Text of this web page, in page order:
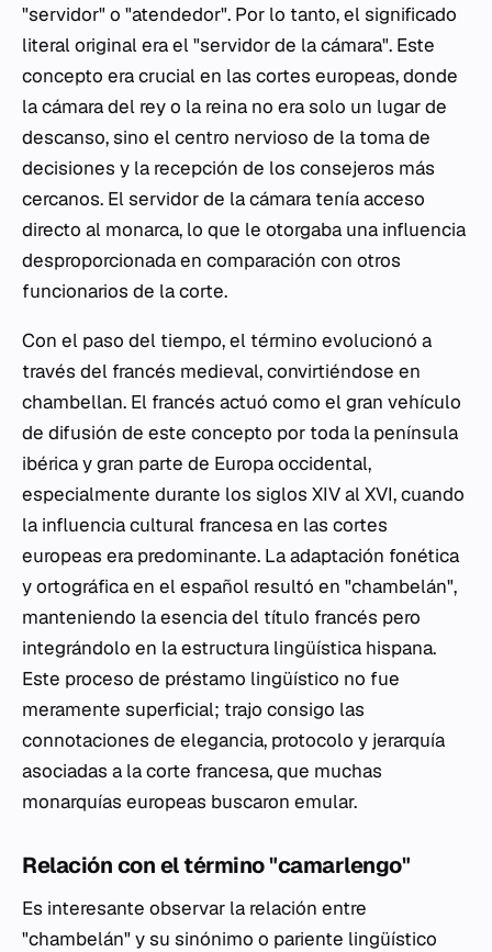
"servidor" o "atendedor". Por lo tanto, el significado
literal original era el "servidor de la cámara". Este
concepto era crucial en las cortes europeas, donde
la cámara del rey o la reina no era solo un lugar de
descanso, sino el centro nervioso de la toma de
decisiones y la recepción de los consejeros más
cercanos. El servidor de la cámara tenía acceso
directo al monarca, lo que le otorgaba una influencia
desproporcionada en comparación con otros
funcionarios de la corte.
Con el paso del tiempo, el término evolucionó a
través del francés medieval, convirtiéndose en
chambellan. El francés actuó como el gran vehículo
de difusión de este concepto por toda la península
ibérica y gran parte de Europa occidental,
especialmente durante los siglos XIV al XVI, cuando
la influencia cultural francesa en las cortes
europeas era predominante. La adaptación fonética
y ortográfica en el español resultó en "chambelán",
manteniendo la esencia del título francés pero
integrándolo en la estructura lingüística hispana.
Este proceso de préstamo lingüístico no fue
meramente superficial; trajo consigo las
connotaciones de elegancia, protocolo y jerarquía
asociadas a la corte francesa, que muchas
monarquías europeas buscaron emular.
Relación con el término "camarlengo"
Es interesante observar la relación entre
"chambelán" y su sinónimo o pariente lingüístico